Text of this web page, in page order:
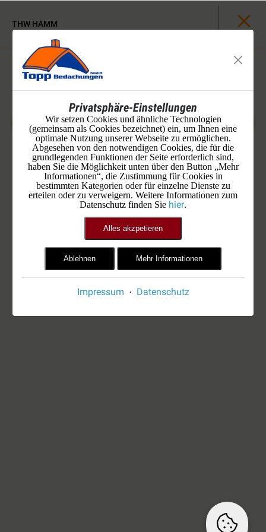
THW HAMM
Privatsphäre-Einstellungen
Wir setzen Cookies und ähnliche Technologien
(gemeinsam als Cookies bezeichnet) ein, um Ihnen eine
optimale Nutzung unserer Webseite zu ermöglichen.
Abgesehen von den notwendigen Cookies, die für die
grundlegenden Funktionen der Seite erforderlich sind,
haben Sie die Möglichkeit unten über den Button „Mehr
Informationen“, die Zustimmung für Cookies in
bestimmten Kategorien oder für einzelne Dienste zu
erteilen oder zu verweigern. Weitere Informationen zum
Datenschutz finden Sie hier.
Alles akzpetieren
Ablehnen Mehr Informationen
Impressum · Datenschutz